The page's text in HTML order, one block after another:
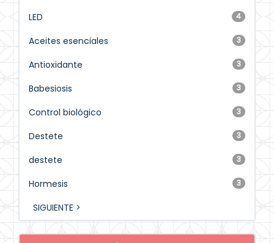
4
LED
3
Aceites esenciales
3
Antioxidante
3
Babesiosis
3
Control biológico
3
Destete
3
destete
3
Hormesis
SIGUIENTE >